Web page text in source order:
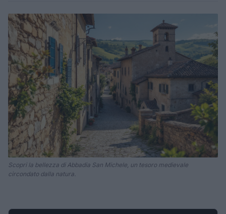
Scopri la bellezza di Abbadia San Michele, un tesoro medievale
circondato dalla natura.